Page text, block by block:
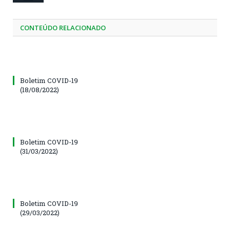
CONTEÚDO RELACIONADO
Boletim COVID-19
(18/08/2022)
Boletim COVID-19
(31/03/2022)
Boletim COVID-19
(29/03/2022)